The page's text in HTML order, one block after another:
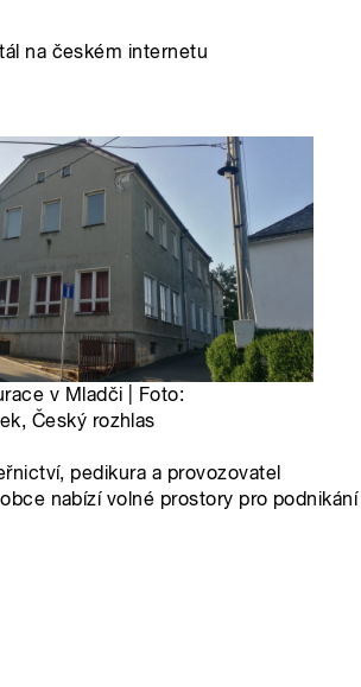
na českém internetu
v Mladči | Foto:
Český rozhlas
pedikura a provozovatel
nabízí volné prostory pro podnikání